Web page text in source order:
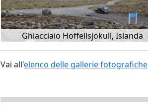
Ghiacciaio Hoffellsjökull, Islanda
Vai all'elenco delle gallerie fotografiche